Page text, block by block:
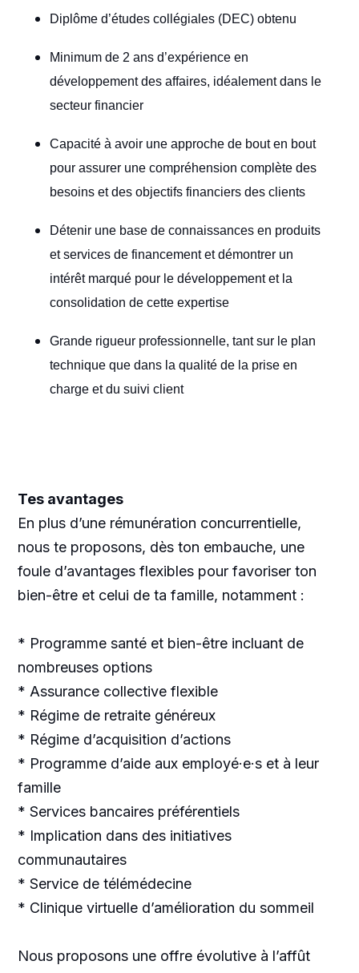
Diplôme d’études collégiales (DEC) obtenu
Minimum de 2 ans d’expérience en
développement des affaires, idéalement dans le
secteur financier
Capacité à avoir une approche de bout en bout
pour assurer une compréhension complète des
besoins et des objectifs financiers des clients
Détenir une base de connaissances en produits
et services de financement et démontrer un
intérêt marqué pour le développement et la
consolidation de cette expertise
Grande rigueur professionnelle, tant sur le plan
technique que dans la qualité de la prise en
charge et du suivi client
Tes avantages
En plus d’une rémunération concurrentielle,
nous te proposons, dès ton embauche, une
foule d’avantages flexibles pour favoriser ton
bien-être et celui de ta famille, notamment :
* Programme santé et bien-être incluant de
nombreuses options
* Assurance collective flexible
* Régime de retraite généreux
* Régime d’acquisition d’actions
* Programme d’aide aux employé·e·s et à leur
famille
* Services bancaires préférentiels
* Implication dans des initiatives
communautaires
* Service de télémédecine
* Clinique virtuelle d’amélioration du sommeil
Nous proposons une offre évolutive à l’affût